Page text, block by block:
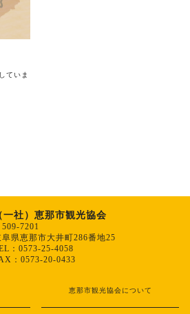
ていま
一社）恵那市観光協会
509-7201
阜県恵那市大井町286番地25
：0573-25-4058
：0573-20-0433
恵那市観光協会について